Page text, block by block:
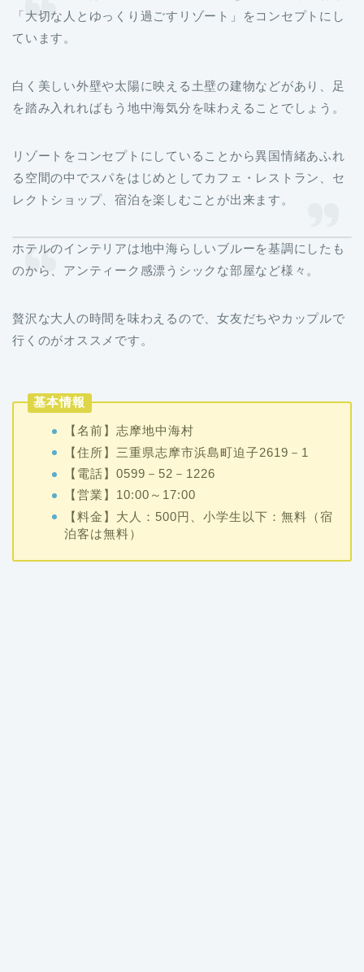
「大切な人とゆっくり過ごすリゾート」をコンセプトにし
ています。
白く美しい外壁や太陽に映える土壁の建物などがあり、足
を踏み入れればもう地中海気分を味わえることでしょう。
リゾートをコンセプトにしていることから異国情緒あふれ
る空間の中でスパをはじめとしてカフェ・レストラン、セ
レクトショップ、宿泊を楽しむことが出来ます。
ホテルのインテリアは地中海らしいブルーを基調にしたも
のから、アンティーク感漂うシックな部屋など様々。
贅沢な大人の時間を味わえるので、女友だちやカップルで
行くのがオススメです。
基本情報
【名前】志摩地中海村
【住所】三重県志摩市浜島町迫子2619－1
【電話】0599－52－1226
【営業】10:00～17:00
【料金】大人：500円、小学生以下：無料（宿
泊客は無料）